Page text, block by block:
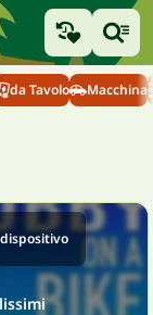
da Tavolo Macchina